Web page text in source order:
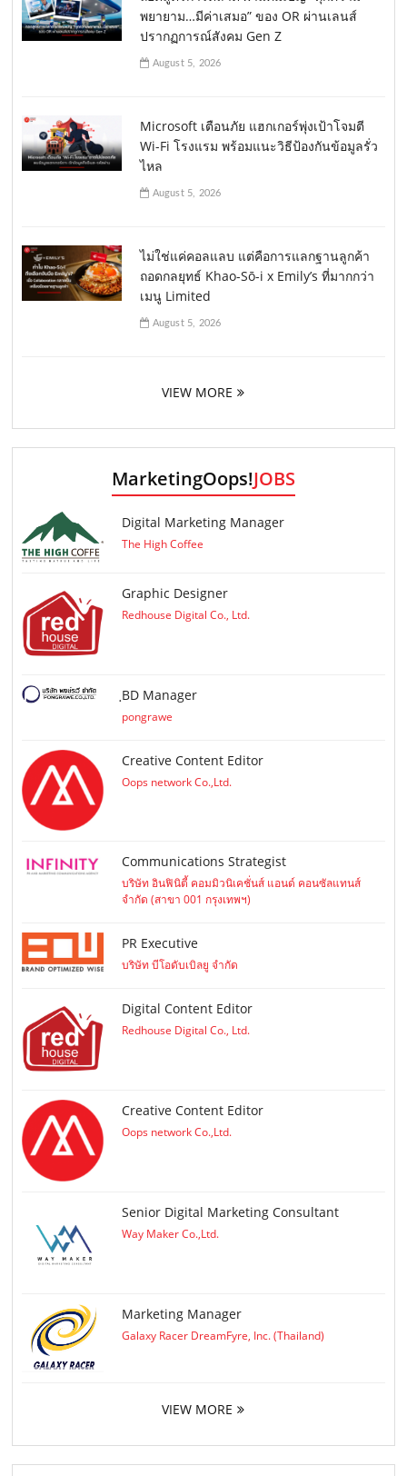
พยายาม…มีค่าเสมอ” ของ OR ผ่านเลนส์
ปรากฏการณ์สังคม Gen Z
August 5, 2026
Microsoft เตือนภัย แฮกเกอร์พุ่งเป้าโจมตี
Wi-Fi โรงแรม พร้อมแนะวิธีป้องกันข้อมูลรั่ว
ไหล
August 5, 2026
ไม่ใช่แค่คอลแลบ แต่คือการแลกฐานลูกค้า
ถอดกลยุทธ์ Khao-Sō-i x Emily’s ที่มากกว่า
เมนู Limited
August 5, 2026
VIEW MORE
MarketingOops!JOBS
Digital Marketing Manager
The High Coffee
Graphic Designer
Redhouse Digital Co., Ltd.
ฺBD Manager
pongrawe
Creative Content Editor
Oops network Co.,Ltd.
Communications Strategist
บริษัท อินฟินิตี้ คอมมิวนิเคชั่นส์ แอนด์ คอนซัลแทนส์
จำกัด (สาขา 001 กรุงเทพฯ)
PR Executive
บริษัท บีโอดับเบิลยู จำกัด
Digital Content Editor
Redhouse Digital Co., Ltd.
Creative Content Editor
Oops network Co.,Ltd.
Senior Digital Marketing Consultant
Way Maker Co.,Ltd.
Marketing Manager
Galaxy Racer DreamFyre, Inc. (Thailand)
VIEW MORE